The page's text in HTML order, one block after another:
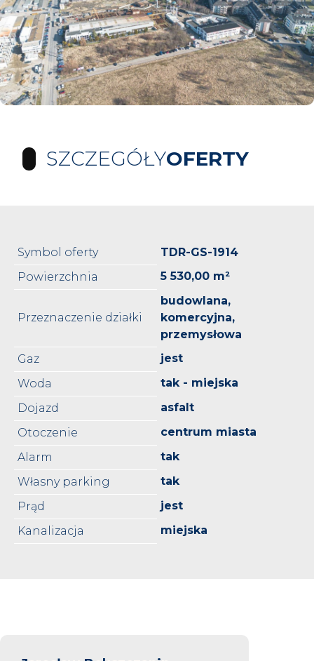
SZCZEGÓŁYOFERTY
Symbol oferty
TDR-GS-1914
Powierzchnia
5 530,00 m²
Przeznaczenie działki
budowlana,
komercyjna,
przemysłowa
Gaz
jest
Woda
tak - miejska
Dojazd
asfalt
Otoczenie
centrum miasta
Alarm
tak
Własny parking
tak
Prąd
jest
Kanalizacja
miejska